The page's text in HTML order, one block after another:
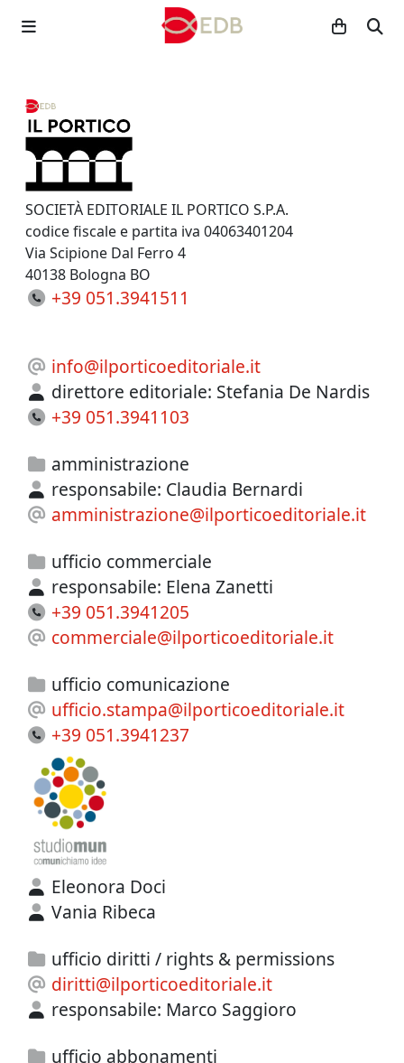
SOCIETÀ EDITORIALE IL PORTICO S.P.A.
codice fiscale e partita iva 04063401204
Via Scipione Dal Ferro 4
40138 Bologna BO
+39 051.3941511
info@ilporticoeditoriale.it
direttore editoriale: Stefania De Nardis
+39 051.3941103
amministrazione
responsabile: Claudia Bernardi
amministrazione@ilporticoeditoriale.it
ufficio commerciale
responsabile: Elena Zanetti
+39 051.3941205
commerciale@ilporticoeditoriale.it
ufficio comunicazione
ufficio.stampa@ilporticoeditoriale.it
+39 051.3941237
Eleonora Doci
Vania Ribeca
ufficio diritti / rights & permissions
diritti@ilporticoeditoriale.it
responsabile: Marco Saggioro
ufficio abbonamenti